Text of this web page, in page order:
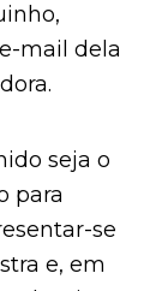
mail dela
seja o
para
se
e, em